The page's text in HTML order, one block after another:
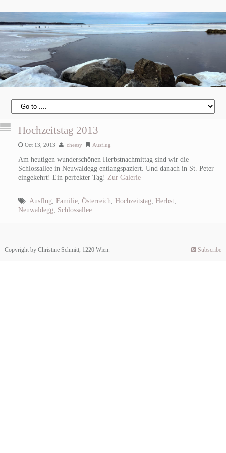
Hochzeitstag 2013
Oct 13, 2013 cheesy Ausflug
Am heutigen wunderschönen Herbstnachmittag sind wir die
Schlossallee in Neuwaldegg entlangspaziert. Und danach in St. Peter
eingekehrt! Ein perfekter Tag! Zur Galerie
Ausflug Familie, Österreich Hochzeitstag Herbst,
Neuwaldegg
Schlossallee
Copyright by Christine Schmitt, 1220 Wien. Subscribe